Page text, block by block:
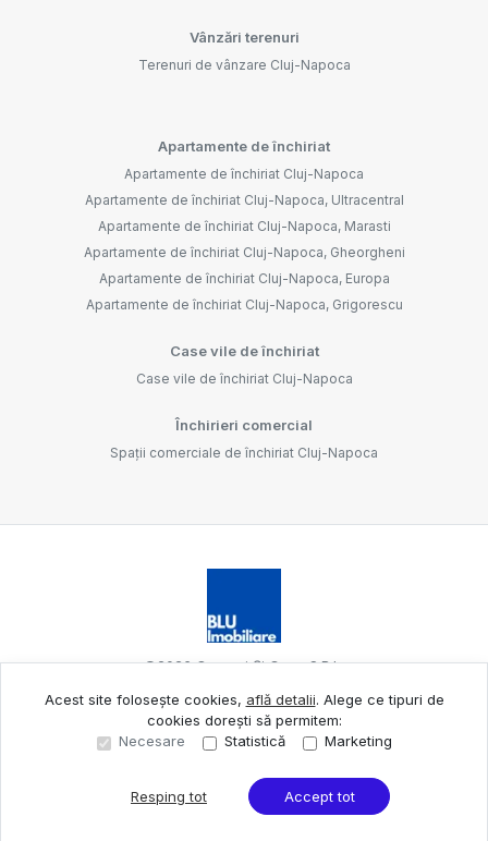
Sună acum Solicită vizionare
Vânzări terenuri
Terenuri de vânzare Cluj-Napoca
Apartamente de închiriat
Apartamente de închiriat Cluj-Napoca
Apartamente de închiriat Cluj-Napoca, Ultracentral
Apartamente de închiriat Cluj-Napoca, Marasti
Apartamente de închiriat Cluj-Napoca, Gheorgheni
Apartamente de închiriat Cluj-Napoca, Europa
Apartamente de închiriat Cluj-Napoca, Grigorescu
Case vile de închiriat
Case vile de închiriat Cluj-Napoca
Închirieri comercial
Spații comerciale de închiriat Cluj-Napoca
©2026Oameni Și Case S.R.L.
Site creat în
Acest site folosește cookies, află detalii. Alege ce tipuri de
cookies dorești să permitem:
Necesare
Statistică Marketing
Resping tot Accept tot